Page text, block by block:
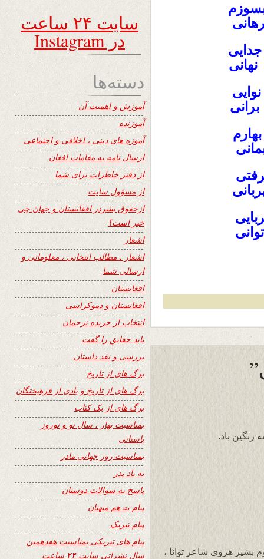
رنگین باد.
هروی شاعر توانا ،
سایت ۲۴ ساعت
در Instagram
دسته‌ها
آموزش و اهمیت آن
آموزنده
آموزه های دینی ، اخلاقی و اجتماعی
ارسال نامه به مقامات افغان
از دفتر خاطرات برای شما
از مسؤول سایت
ازحقوق بشردر افغانستان و جهان چی
خبر است؟
اشعار
اشعار ، مطالب انتخابی ، معلوماتی و
ارسالی شما
افغانستان
افغانستان و دموکراسی
انتخاب از جریده ترجمان
باید حقایق را گفت
بررسی و نقد داستان
برگ های از تاریخ
برگ های از تاریخ و یادی از فرهیختگان
برگ های از یک کتاب
بمناسبت بهار ، سال نو و نوروز
باستانی
بمناسبت روز جهانی مادر
به یاد پدر
پاسخ به سوالات دوستان
پیام به هم میهنان
پیام تبریک
پیام های تبریکی بمناسبت هفدهمین
سال نشراتی سایت ۲۴ ساعت